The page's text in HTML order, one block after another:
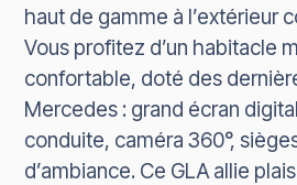
haut de gamme à l’extérieur
Vous profitez d’un habitacle
confortable, doté des
Mercedes : grand écran
conduite, caméra 360°,
d’ambiance. Ce GLA allie